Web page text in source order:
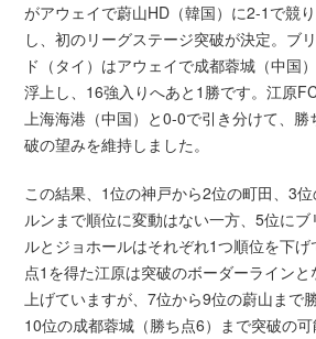
がアウェイで蔚山HD（韓国）に2-1で競
し、初のリーグステージ突破が決定。ブ
ド（タイ）はアウェイで成都蓉城（中国
浮上し、16強入りへあと1勝です。江原
上海海港（中国）と0-0で引き分けて、
破の望みを維持しました。
この結果、1位の神戸から2位の町田、3
ルンまで順位に変動はない一方、5位に
ルとジョホールはそれぞれ1つ順位を下
点1を得た江原は突破のボーダーライン
上げていますが、7位から9位の蔚山まで
10位の成都蓉城（勝ち点6）まで突破の可